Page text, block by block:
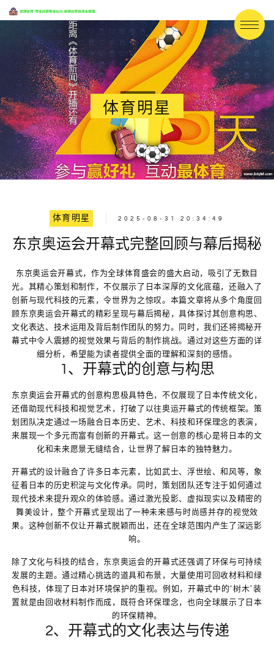
体育明星
体育明星 2025-08-31 20:34:49
东京奥运会开幕式完整回顾与幕后揭秘
东京奥运会开幕式，作为全球体育盛会的盛大启动，吸引了无数目
光。其精心策划和制作，不仅展示了日本深厚的文化底蕴，还融入了
创新与现代科技的元素，令世界为之惊叹。本篇文章将从多个角度回
顾东京奥运会开幕式的精彩呈现与幕后揭秘，具体探讨其创意构思、
文化表达、技术运用及背后制作团队的努力。同时，我们还将揭秘开
幕式中令人震撼的视觉效果与背后的制作挑战。通过对这些方面的详
细分析，希望能为读者提供全面的理解和深刻的感悟。
1、开幕式的创意与构思
东京奥运会开幕式的创意构思极具特色，不仅展现了日本传统文化，
还借助现代科技和视觉艺术，打破了以往奥运开幕式的传统框架。策
划团队决定通过一场融合日本历史、艺术、科技和环保理念的表演，
来展现一个多元而富有创新的开幕式。这一创意的核心是将日本的文
化和未来愿景无缝结合，让世界了解日本的独特魅力。
开幕式的设计融合了许多日本元素，比如武士、浮世绘、和风等，象
征着日本的历史积淀与文化传承。同时，策划团队还专注于如何通过
现代技术来提升观众的体验感。通过激光投影、虚拟现实以及精密的
舞美设计，整个开幕式呈现出了一种未来感与时尚感并存的视觉效
果。这种创新不仅让开幕式脱颖而出，还在全球范围内产生了深远影
响。
除了文化与科技的结合，东京奥运会的开幕式还强调了环保与可持续
发展的主题。通过精心挑选的道具和布景，大量使用可回收材料和绿
色科技，体现了日本对环境保护的重视。例如，开幕式中的“树木”装
置就是由回收材料制作而成，既符合环保理念，也向全球展示了日本
的环保精神。
2、开幕式的文化表达与传递